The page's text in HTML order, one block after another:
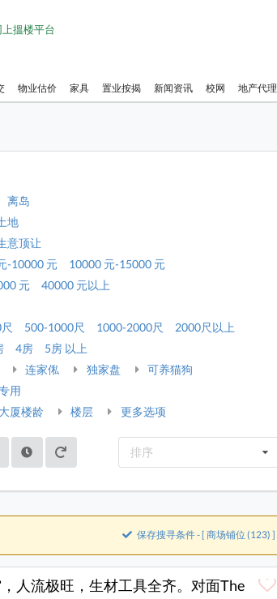
搵楼平台
物业估价 家具 置业按揭 新闻资讯 校网 地产代理
离岛
地
意顶让
-10000 元
10000 元-15000 元
元
40000 元以上
500-1000尺 1000-2000尺
2000尺以上
4房
5房 以上
连家俬 独家盘
可养猫狗
用
厦楼龄 楼层 更多选项
排序
保存搜寻条件 - [ 商场铺位 (123) ]
人流极旺，生材工具全齐。对面The